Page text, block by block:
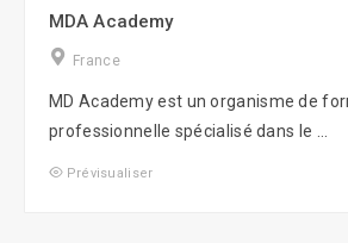
MDA Academy
France
MD Academy est un organisme de
professionnelle spécialisé dans le ...
Prévisualiser